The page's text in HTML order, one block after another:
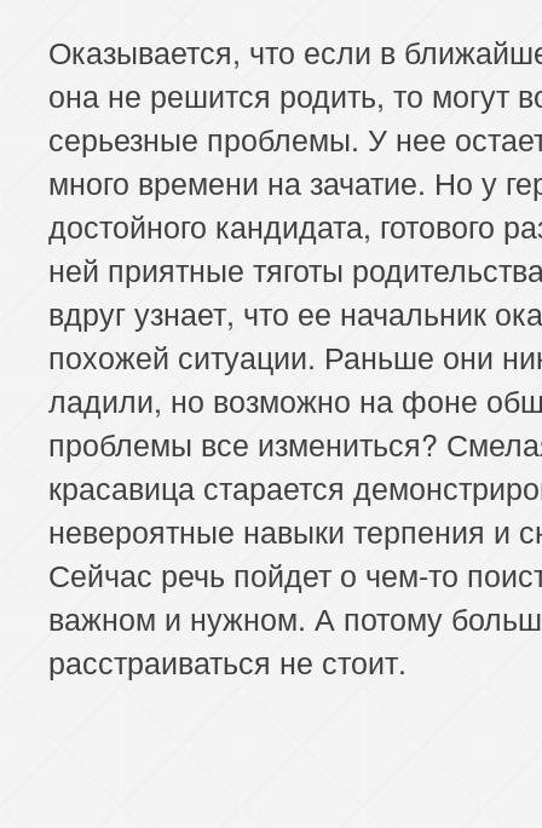
Оказывается, что если в
она не решится родить, то могут
серьезные проблемы. У нее
много времени на зачатие. Но у
достойного кандидата, готового
ней приятные тяготы
вдруг узнает, что ее начальник
похожей ситуации. Раньше они
ладили, но возможно на фоне
проблемы все измениться?
красавица старается
невероятные навыки терпения и
Сейчас речь пойдет о чем-то
важном и нужном. А потому
расстраиваться не стоит.